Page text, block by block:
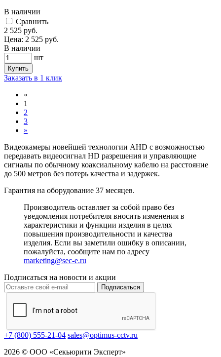
В наличии
Cравнить
2 525 руб.
Цена: 2 525 руб.
В наличии
шт
Купить
Заказать в 1 клик
«
1
2
3
»
Видеокамеры новейшей технологии AHD с возможностью
передавать видеосигнал HD разрешения и управляющие
сигналы по обычному коаксиальному кабелю на расстояние
до 500 метров без потерь качества и задержек.
Гарантия на оборудование 37 месяцев.
Производитель оставляет за собой право без
уведомления потребителя вносить изменения в
характеристики и функции изделия в целях
повышения производительности и качества
изделия. Если вы заметили ошибку в описании,
пожалуйста, сообщите нам по адресу
marketing@sec-e.ru
Подписаться на новости и акции
Подписаться
+7 (800) 555-21-04 sales@optimus-cctv.ru
2026 © ООО «Секьюрити Эксперт»